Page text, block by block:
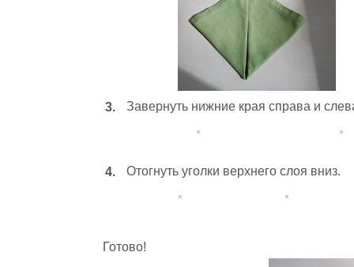
Завернуть нижние края справа и
Отогнуть уголки верхнего слоя вниз.
Готово!